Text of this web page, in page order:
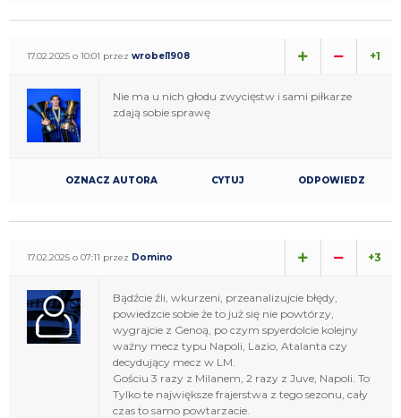
17.02.2025 o 10:01 przez wrobel1908 +1
Nie ma u nich głodu zwycięstw i sami piłkarze
zdają sobie sprawę
OZNACZ AUTORA CYTUJ ODPOWIEDZ
17.02.2025 o 07:11 przez Domino +3
Bądźcie źli, wkurzeni, przeanalizujcie błędy,
powiedzcie sobie że to już się nie powtórzy,
wygrajcie z Genoą, po czym spyerdolcie kolejny
ważny mecz typu Napoli, Lazio, Atalanta czy
decydujący mecz w LM.
Gościu 3 razy z Milanem, 2 razy z Juve, Napoli. To
Tylko te największe frajerstwa z tego sezonu, cały
czas to samo powtarzacie.